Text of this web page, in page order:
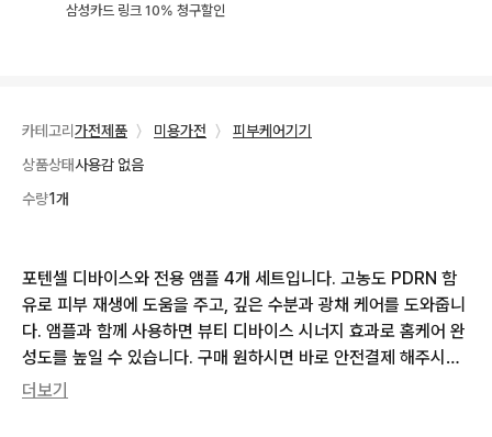
삼성카드 링크 10% 청구할인
카테고리 가전제품 〉 미용가전 〉
피부케어기기
상품상태사용감 없음
수량1개
포텐셀 디바이스와 전용 앰플 4개 세트입니다. 고농도 PDRN 함
유로 피부 재생에 도움을 주고, 깊은 수분과 광채 케어를 도와줍니
다. 앰플과 함께 사용하면 뷰티 디바이스 시너지 효과로 홈케어 완
성도를 높일 수 있습니다. 구매 원하시면 바로 안전결제 해주시면
됩니다! 1회 사용했어요 앰플1개랑
더보기